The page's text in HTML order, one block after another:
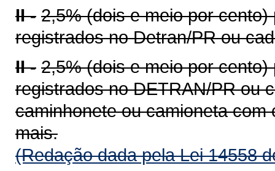
II - 2,5% (dois e meio por
registrados no Detran/PR ou
II - 2,5% (dois e meio por
registrados no DETRAN/PR ou
caminhonete ou camioneta
mais.
(Redação dada pela Lei 14558